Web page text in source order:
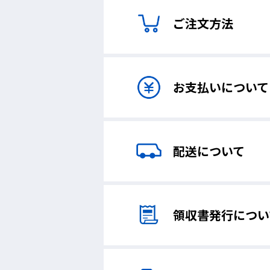
ご注文方法
お支払いについて
配送について
領収書発行につ